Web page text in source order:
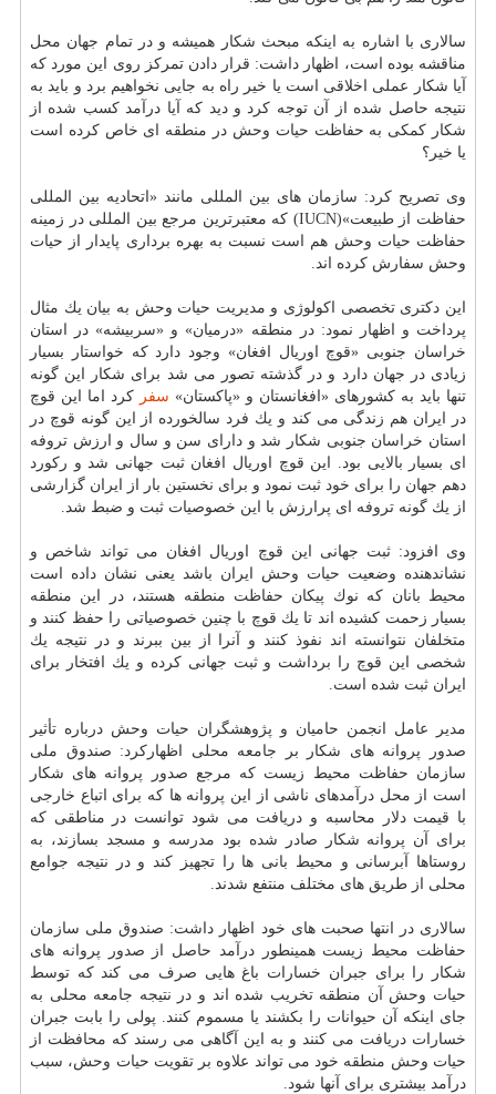
سالاری با اشاره به اینكه مبحث شكار همیشه و در تمام جهان محل
مناقشه بوده است، اظهار داشت: قرار دادن تمركز روی این مورد كه
آیا شكار عملی اخلاقی است یا خیر راه به جایی نخواهیم برد و باید به
نتیجه حاصل شده از آن توجه كرد و دید كه آیا درآمد كسب شده از
شكار كمكی به حفاظت حیات وحش در منطقه ای خاص كرده است
یا خیر؟
وی تصریح كرد: سازمان های بین المللی مانند «اتحادیه بین المللی
حفاظت از طبیعت»(IUCN) كه معتبرترین مرجع بین المللی در زمینه
حفاظت حیات وحش هم است نسبت به بهره برداری پایدار از حیات
وحش سفارش كرده اند.
این دكتری تخصصی اكولوژی و مدیریت حیات وحش به بیان یك مثال
پرداخت و اظهار نمود: در منطقه «درمیان» و «سربیشه» در استان
خراسان جنوبی «قوچ اوریال افغان» وجود دارد كه خواستار بسیار
زیادی در جهان دارد و در گذشته تصور می شد برای شكار این گونه
تنها باید به كشورهای «افغانستان و «پاكستان» سفر كرد اما این قوچ
در ایران هم زندگی می كند و یك فرد سالخورده از این گونه قوچ در
استان خراسان جنوبی شكار شد و دارای سن و سال و ارزش تروفه
ای بسیار بالایی بود. این قوچ اوریال افغان ثبت جهانی شد و ركورد
دهم جهان را برای خود ثبت نمود و برای نخستین بار از ایران گزارشی
از یك گونه تروفه ای پرارزش با این خصوصیات ثبت و ضبط شد.
وی افزود: ثبت جهانی این قوچ اوریال افغان می تواند شاخص و
نشاندهنده وضعیت حیات وحش ایران باشد یعنی نشان داده است
محیط بانان كه نوك پیكان حفاظت منطقه هستند، در این منطقه
بسیار زحمت كشیده اند تا یك قوچ با چنین خصوصیاتی را حفظ كنند و
متخلفان نتوانسته اند نفوذ كنند و آنرا از بین ببرند و در نتیجه یك
شخصی این قوچ را برداشت و ثبت جهانی كرده و یك افتخار برای
ایران ثبت شده است.
مدیر عامل انجمن حامیان و پژوهشگران حیات وحش درباره تأثیر
صدور پروانه های شكار بر جامعه محلی اظهاركرد: صندوق ملی
سازمان حفاظت محیط زیست كه مرجع صدور پروانه های شكار
است از محل درآمدهای ناشی از این پروانه ها كه برای اتباع خارجی
با قیمت دلار محاسبه و دریافت می شود توانست در مناطقی كه
برای آن پروانه شكار صادر شده بود مدرسه و مسجد بسازند، به
روستاها آبرسانی و محیط بانی ها را تجهیز كند و در نتیجه جوامع
محلی از طریق های مختلف منتفع شدند.
سالاری در انتها صحبت های خود اظهار داشت: صندوق ملی سازمان
حفاظت محیط زیست همینطور درآمد حاصل از صدور پروانه های
شكار را برای جبران خسارات باغ هایی صرف می كند كه توسط
حیات وحش آن منطقه تخریب شده اند و در نتیجه جامعه محلی به
جای اینكه آن حیوانات را بكشند یا مسموم كنند. پولی را بابت جبران
خسارات دریافت می كنند و به این آگاهی می رسند كه محافظت از
حیات وحش منطقه خود می تواند علاوه بر تقویت حیات وحش، سبب
درآمد بیشتری برای آنها شود.